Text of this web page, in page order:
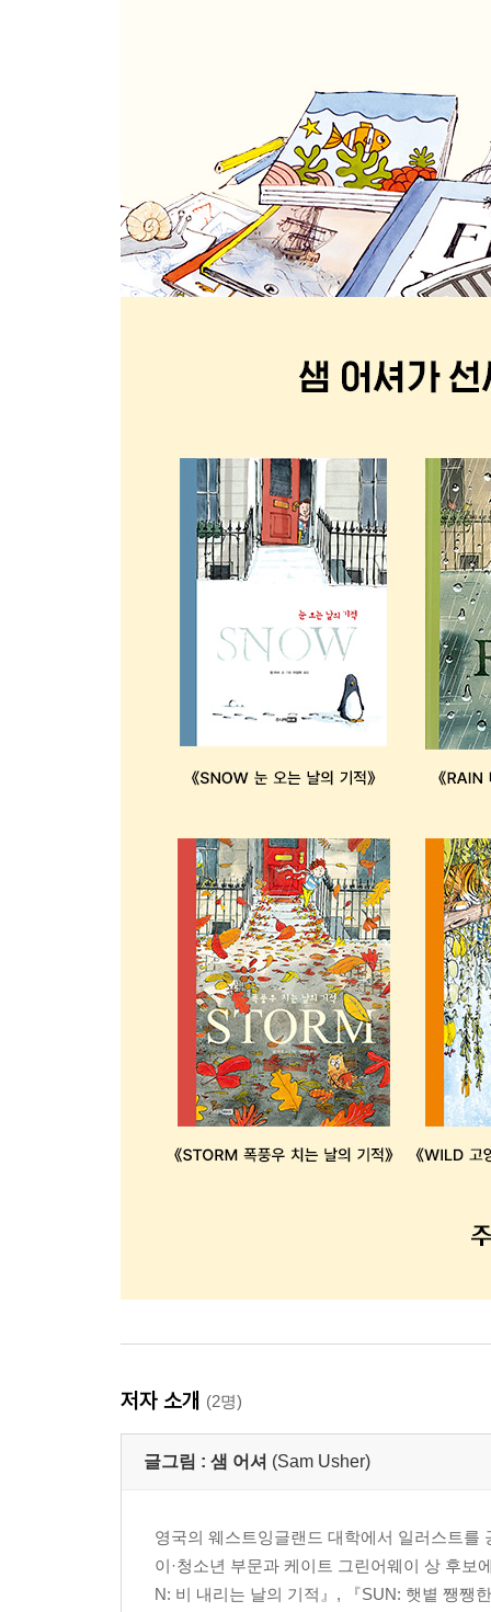
저자 소개 (2명)
글그림 : 샘 어셔 (Sam Usher)
영국의 웨스트잉글랜드 대학에서 일러스트
이·청소년 부문과 케이트 그린어웨이 상 후
N: 비 내리는 날의 기적』, 『SUN: 햇볕 쨍쨍